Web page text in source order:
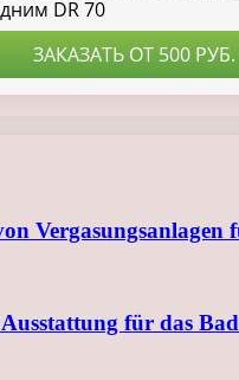
für das